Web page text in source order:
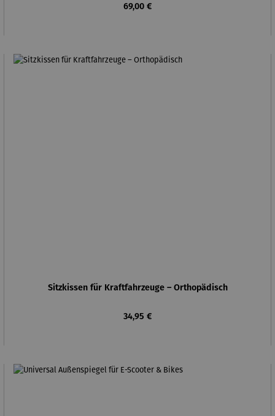
Regulärer Preis:
69,00 €
Sitzkissen für Kraftfahrzeuge – Orthopädisch
Regulärer Preis:
34,95 €